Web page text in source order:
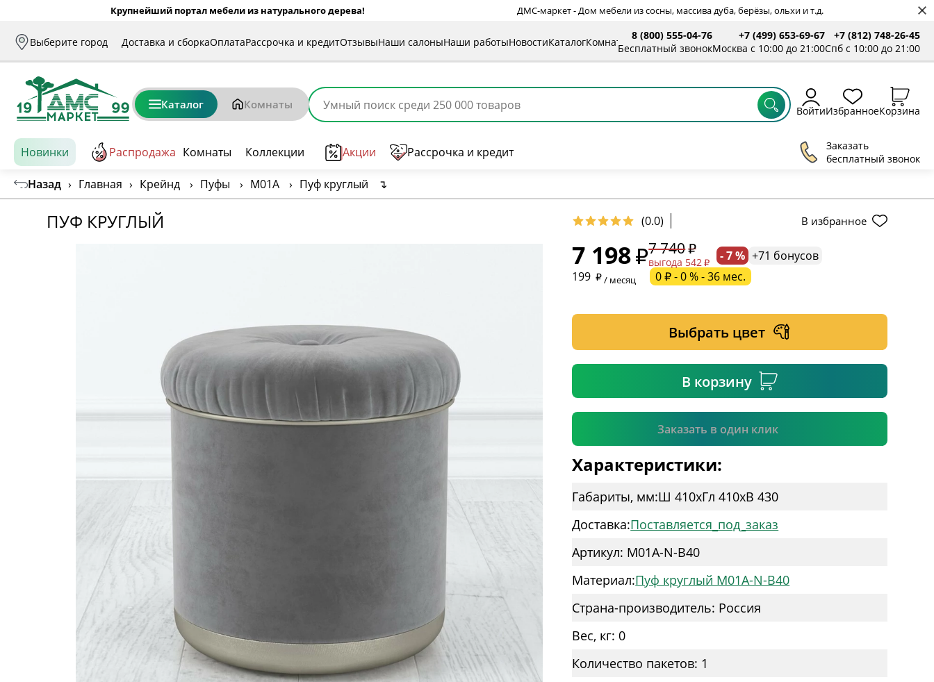
Крупнейший портал мебели из натурального дерева! ДМС-маркет - Дом мебели из сосны, массива дуба, берёзы, ольхи и т.д.
Выберите город Доставка и сборкаОплатаРассрочка и кредитОтзывыНаши салоныНаши работыНовостиКаталогКомнаты
8 (800) 555-04-76
Бесплатный звонок
+7 (499) 653-69-67
Москва с 10:00 до 21:00
+7 (812) 748-26-45
Спб с 10:00 до 21:00
Каталог Комнаты ВойтиИзбранноеКорзина
Новинки Распродажа Комнаты Коллекции Акции Рассрочка и кредит
Заказать
бесплатный звонок
Назад › Главная › Крейнд › Пуфы › М01А › Пуф круглый ↴
ПУФ КРУГЛЫЙ (0.0) В избранное
7 198 7 740
выгода 542 - 7 % +71 бонусов
199
/ месяц 0 ₽ - 0 % - 36 мес.
Выбрать цвет
В корзину
Заказать в один клик
* обязательное поле
* необязательное поле
Подтвердить
Характеристики:
Габариты, мм:Ш 410xГл 410xВ 430
Доставка:Поставляется_под_заказ
Артикул: M01A-N-B40
Материал:Пуф круглый M01A-N-B40
Страна-производитель: Россия
Вес, кг: 0
Количество пакетов: 1